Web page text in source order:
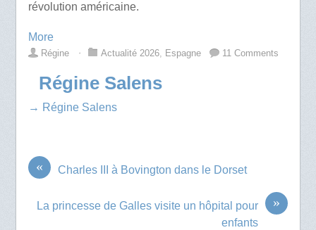
révolution américaine.
More
Régine ⋅ Actualité 2026, Espagne 11 Comments
Régine Salens
→ Régine Salens
« Charles III à Bovington dans le Dorset
»
La princesse de Galles visite un hôpital pour
enfants